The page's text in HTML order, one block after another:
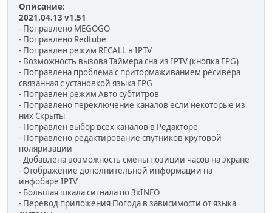
Описание:
2021.04.13 v1.51
- Поправлено MEGOGO
- Поправлено Redtube
- Поправлен режим RECALL в IPTV
- Возможность вызова Таймера сна из IPTV (кнопка EPG)
- Поправлена проблема с притормаживанием ресивера
связанная с установкой языка EPG
- Поправлен режим Авто субтитров
- Поправлено переключение каналов если некоторые из
них Скрыты
- Поправлен выбор всех каналов в Редакторе
- Поправлено редактирование спутников круговой
поляризации
- Добавлена возможность смены позиции часов на экране
- Отображение дополнительной информации на
инфобаре IPTV
- Большая шкала сигнала по 3хINFO
- Перевод приложения Погода в зависимости от языка